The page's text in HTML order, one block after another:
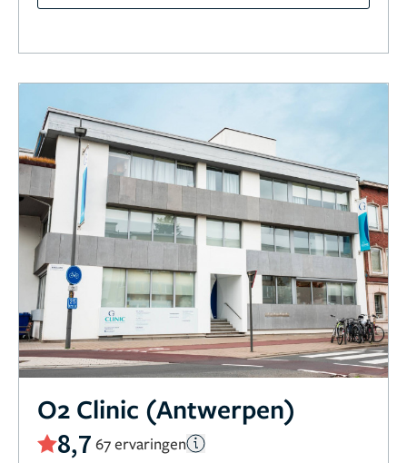
O2 Clinic (Antwerpen)
8,7 67 ervaringen